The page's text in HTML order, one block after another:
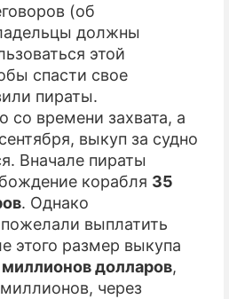
(об
должны
этой
спасти свое
пираты.
со времени захвата, а
выкуп за судно
Вначале пираты
корабля 35
. Однако
выплатить
этого размер выкупа
долларов,
через